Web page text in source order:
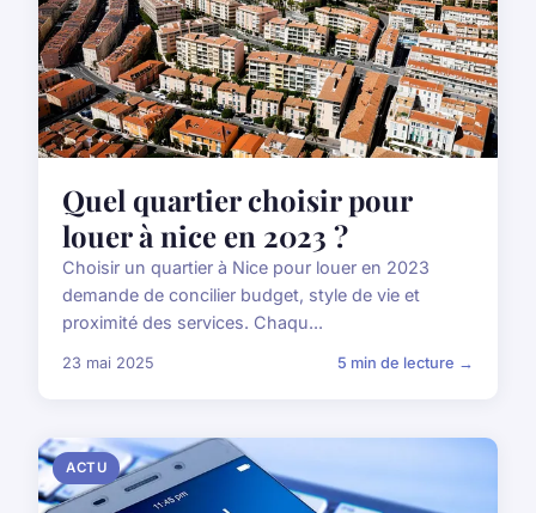
Quel quartier choisir pour
louer à nice en 2023 ?
Choisir un quartier à Nice pour louer en 2023
demande de concilier budget, style de vie et
proximité des services. Chaqu...
23 mai 2025 5 min de lecture →
ACTU